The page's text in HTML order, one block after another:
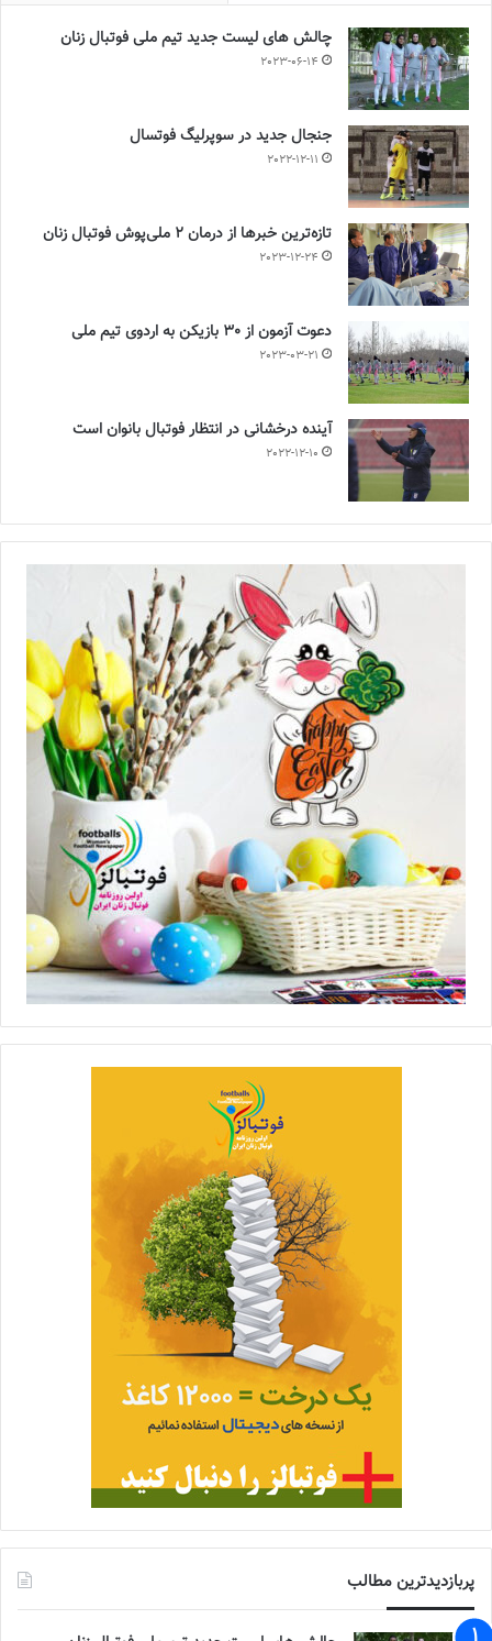
چالش هاى ليست جدید تيم ملى فوتبال زنان
2023-06-14
جنجال جدید در سوپرلیگ فوتسال
2022-12-11
تازه‌ترین خبرها از درمان ۲ ملی‌پوش فوتبال زنان
2023-12-24
دعوت آزمون از 30 بازیکن به اردوی تیم ملی
2023-03-21
آینده درخشانی در انتظار فوتبال بانوان است
2022-12-10
پربازدیدترین مطالب